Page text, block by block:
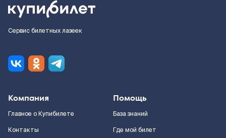
Сервис билетных лазеек
Компания
Главное о Купибилете
Контакты
Помощь
База знаний
Где мой билет